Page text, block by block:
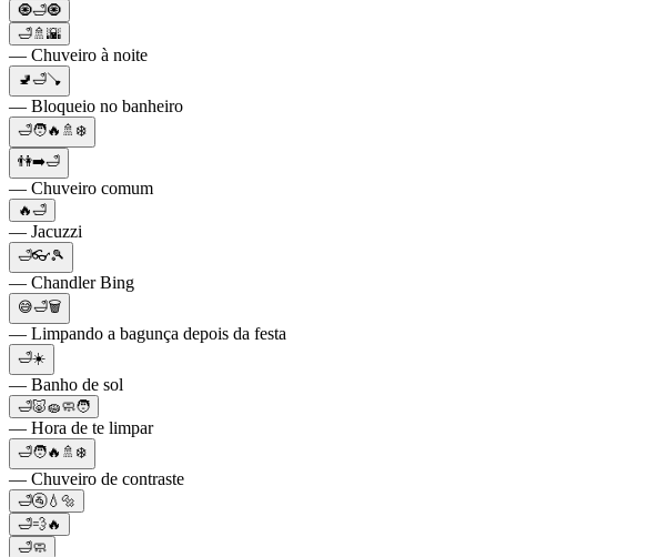
🧿🛁🧿
🛁🚿🌇
— Chuveiro à noite
🚽🛁🪠
— Bloqueio no banheiro
🛁🧑🔥🚿❄️
👫➡️🛁
— Chuveiro comum
🔥🛁
— Jacuzzi
🛁👓🎾
— Chandler Bing
😅🛁🗑
— Limpando a bagunça depois da festa
🛁☀️
— Banho de sol
🛁🐷🧽🧼🧑
— Hora de te limpar
🛁🧑🔥🚿❄️
— Chuveiro de contraste
🛁🚰💧🔩
🛁💨🔥
🛁🧼